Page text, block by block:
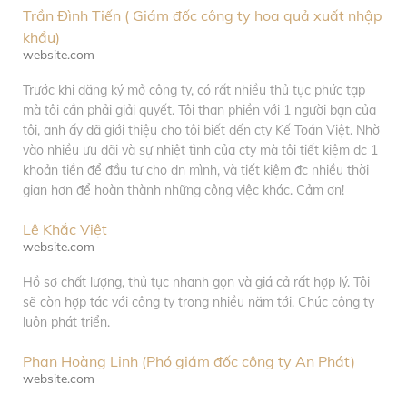
Trần Đình Tiến ( Giám đốc công ty hoa quả xuất nhập
khẩu)
website.com
Trước khi đăng ký mở công ty, có rất nhiều thủ tục phức tạp
mà tôi cần phải giải quyết. Tôi than phiền với 1 người bạn của
tôi, anh ấy đã giới thiệu cho tôi biết đến cty Kế Toán Việt. Nhờ
vào nhiều ưu đãi và sự nhiệt tình của cty mà tôi tiết kiệm đc 1
khoản tiền để đầu tư cho dn mình, và tiết kiệm đc nhiều thời
gian hơn để hoàn thành những công việc khác. Cảm ơn!
Lê Khắc Việt
website.com
Hồ sơ chất lượng, thủ tục nhanh gọn và giá cả rất hợp lý. Tôi
sẽ còn hợp tác với công ty trong nhiều năm tới. Chúc công ty
luôn phát triển.
Phan Hoàng Linh (Phó giám đốc công ty An Phát)
website.com